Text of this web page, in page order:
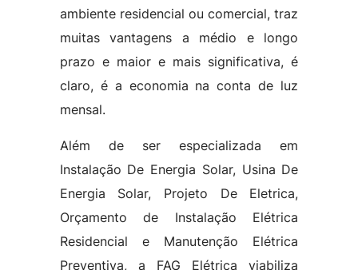
ambiente residencial ou comercial, traz
muitas vantagens a médio e longo
prazo e maior e mais significativa, é
claro, é a economia na conta de luz
mensal.
Além de ser especializada em
Instalação De Energia Solar, Usina De
Energia Solar, Projeto De Eletrica,
Orçamento de Instalação Elétrica
Residencial e Manutenção Elétrica
Preventiva, a FAG Elétrica viabiliza